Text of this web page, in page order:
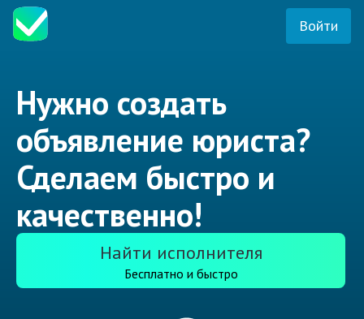
Войти
Нужно создать
объявление юриста?
Сделаем быстро и
качественно!
Найти исполнителя
Бесплатно и быстро